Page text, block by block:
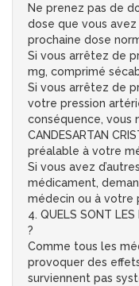
Ne prenez pas de
dose que vous
prochaine dose
Si vous arrêtez de
mg, comprimé
Si vous arrêtez de
votre pression
conséquence, vous
CANDESARTAN
préalable à votre
Si vous avez
médicament,
médecin ou à votre
4. QUELS SONT LES
?
Comme tous les
provoquer des
surviennent pas